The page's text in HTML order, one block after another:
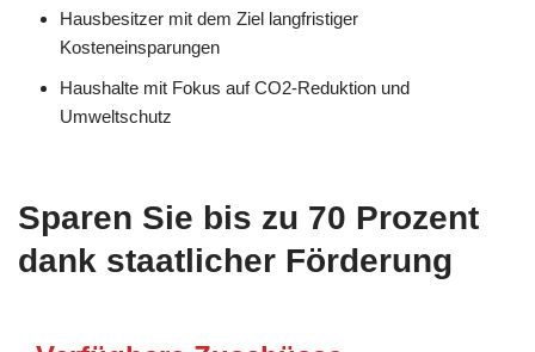
Hausbesitzer mit dem Ziel langfristiger
Kosteneinsparungen
Haushalte mit Fokus auf CO2-Reduktion und
Umweltschutz
Sparen Sie bis zu 70 Prozent
dank staatlicher Förderung